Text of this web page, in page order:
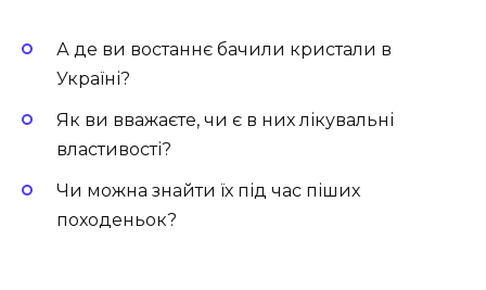
А де ви востаннє бачили кристали в
Україні?
Як ви вважаєте, чи є в них лікувальні
властивості?
Чи можна знайти їх під час піших
походеньок?